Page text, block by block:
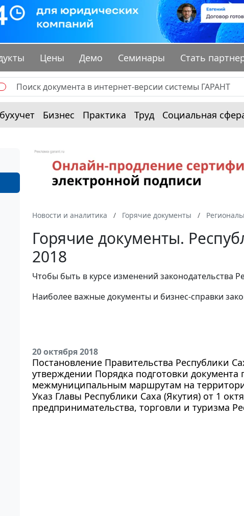
Цены Демо Семинары Стать
Бизнес Практика Труд Социальная
Новости и аналитика Горячие документы
Горячие документы.
2018
Чтобы быть в курсе изменений законодательства
Наиболее важные документы и бизнес-справки
20 октября 2018
Постановление Правительства Республики
утверждении Порядка подготовки
межмуниципальным маршрутам на
Указ Главы Республики Саха (Якутия) от 1
предпринимательства, торговли и туризма